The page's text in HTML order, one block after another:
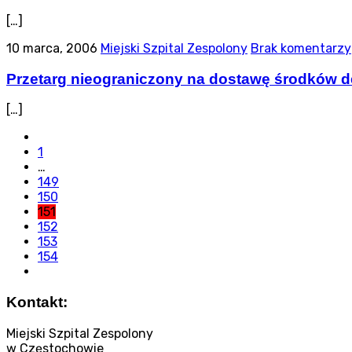
[…]
10 marca, 2006 Miejski Szpital Zespolony Brak komentarzy
Przetarg nieograniczony na dostawę środków
[…]
1
…
149
150
151
152
153
154
Kontakt:
Miejski Szpital Zespolony
w Częstochowie